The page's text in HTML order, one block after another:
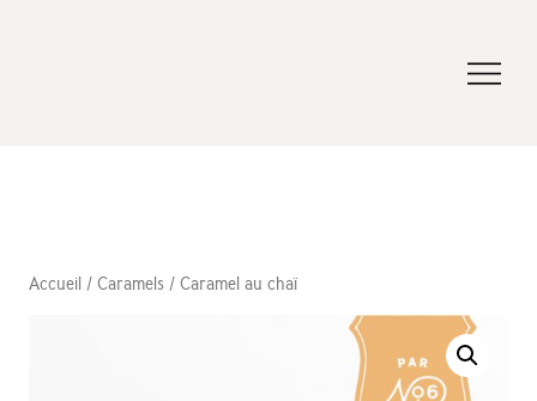
Accueil /Caramels / Caramel au chaï